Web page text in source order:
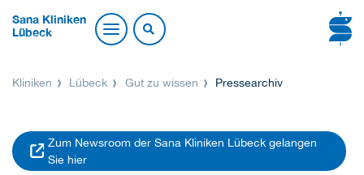
Sana Kliniken
Lübeck
Kliniken Lübeck Gut zu wissen Pressearchiv
Zum Newsroom der Sana Kliniken Lübeck gelangen
Sie hier